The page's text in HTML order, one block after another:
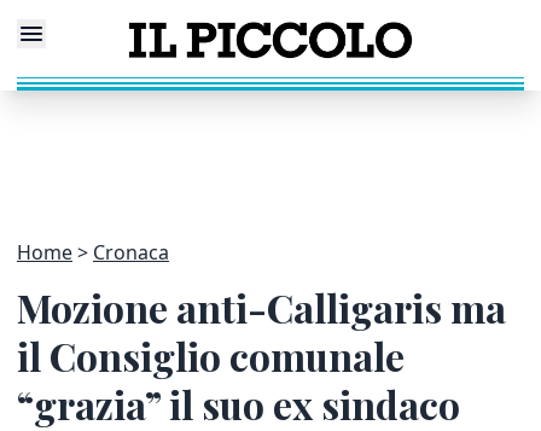
Home Cronaca
Mozione anti-Calligaris ma
il Consiglio comunale
“grazia” il suo ex sindaco